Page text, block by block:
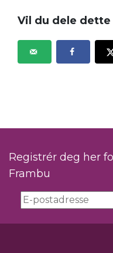
Vil du dele dette
Registrér deg her
Frambu